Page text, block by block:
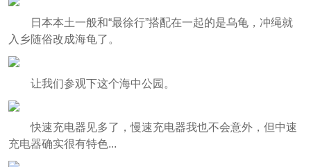
日本本土一般和“最徐行”搭配在一起的是乌龟，冲绳就
入乡随俗改成海龟了。
让我们参观下这个海中公园。
快速充电器见多了，慢速充电器我也不会意外，但中速
充电器确实很有特色...